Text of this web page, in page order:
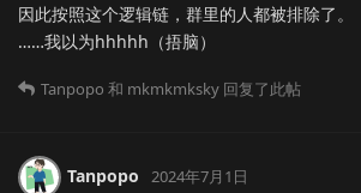
因此按照这个逻辑链，群里的人都被排除了。
……我以为hhhhh（捂脑）
Tanpopo 和 mkmkmksky 回复了此帖
Tanpopo 2024年7月1日